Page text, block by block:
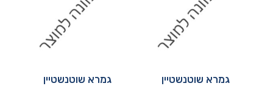
גמרא שוטנשטיין
גמרא שוטנשטיין